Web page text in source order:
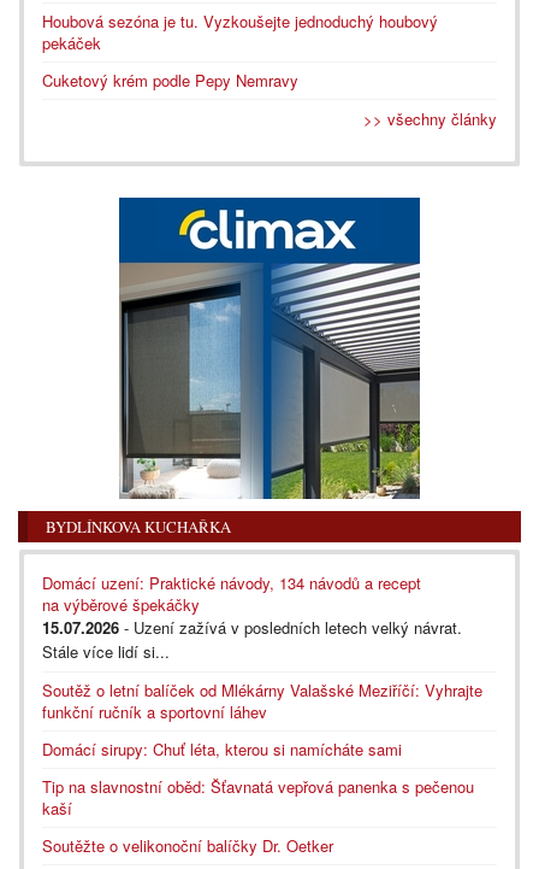
Houbová sezóna je tu. Vyzkoušejte jednoduchý houbový
pekáček
Cuketový krém podle Pepy Nemravy
>> všechny články
BYDLÍNKOVA KUCHAŘKA
Domácí uzení: Praktické návody, 134 návodů a recept
na výběrové špekáčky
15.07.2026 - Uzení zažívá v posledních letech velký návrat.
Stále více lidí si...
Soutěž o letní balíček od Mlékárny Valašské Meziříčí: Vyhrajte
funkční ručník a sportovní láhev
Domácí sirupy: Chuť léta, kterou si namícháte sami
Tip na slavnostní oběd: Šťavnatá vepřová panenka s pečenou
kaší
Soutěžte o velikonoční balíčky Dr. Oetker